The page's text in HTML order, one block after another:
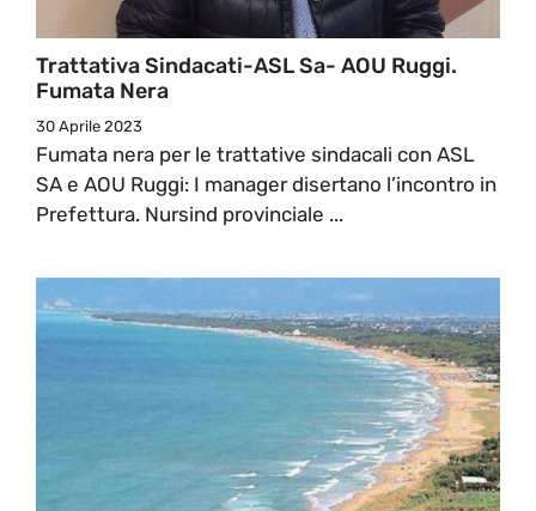
Trattativa Sindacati-ASL Sa- AOU Ruggi.
Fumata Nera
30 Aprile 2023
Fumata nera per le trattative sindacali con ASL
SA e AOU Ruggi: I manager disertano l’incontro in
Prefettura. Nursind provinciale ...